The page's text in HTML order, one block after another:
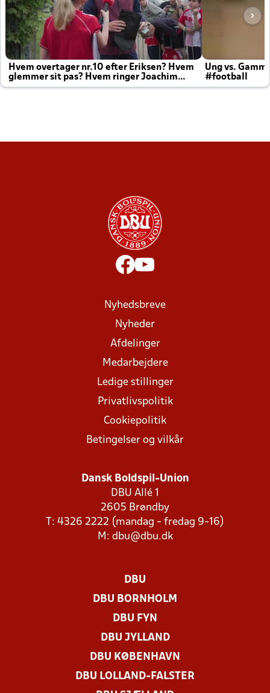
Hvem overtager nr.10 efter Eriksen? Hvem
glemmer sit pas? Hvem ringer Joachim
altid til efter kampe?
Ung vs.
#football
Nyhedsbreve
Nyheder
Afdelinger
Medarbejdere
Ledige stillinger
Privatlivspolitik
Cookiepolitik
Betingelser og vilkår
Dansk Boldspil-Union
DBU Allé 1
2605 Brøndby
T: 4326 2222 (mandag - fredag 9-16)
M: dbu@dbu.dk
DBU
DBU BORNHOLM
DBU FYN
DBU JYLLAND
DBU KØBENHAVN
DBU LOLLAND-FALSTER